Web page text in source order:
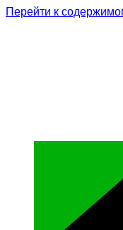
Перейти к